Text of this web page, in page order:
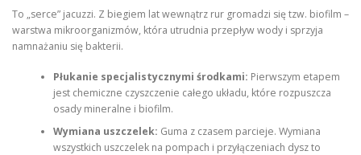
To „serce” jacuzzi. Z biegiem lat wewnątrz rur gromadzi się tzw. biofilm –
warstwa mikroorganizmów, która utrudnia przepływ wody i sprzyja
namnażaniu się bakterii.
Płukanie specjalistycznymi środkami: Pierwszym etapem
jest chemiczne czyszczenie całego układu, które rozpuszcza
osady mineralne i biofilm.
Wymiana uszczelek: Guma z czasem parcieje. Wymiana
wszystkich uszczelek na pompach i przyłączeniach dysz to